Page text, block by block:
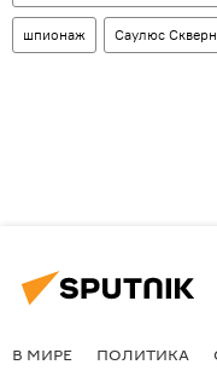
шпионаж Саулюс
В МИРЕ ПОЛИТИКА